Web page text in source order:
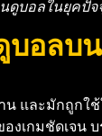
นดูบอลในยุคปั
บอลบ
และมักถูกใ
งเกมชัดเจน